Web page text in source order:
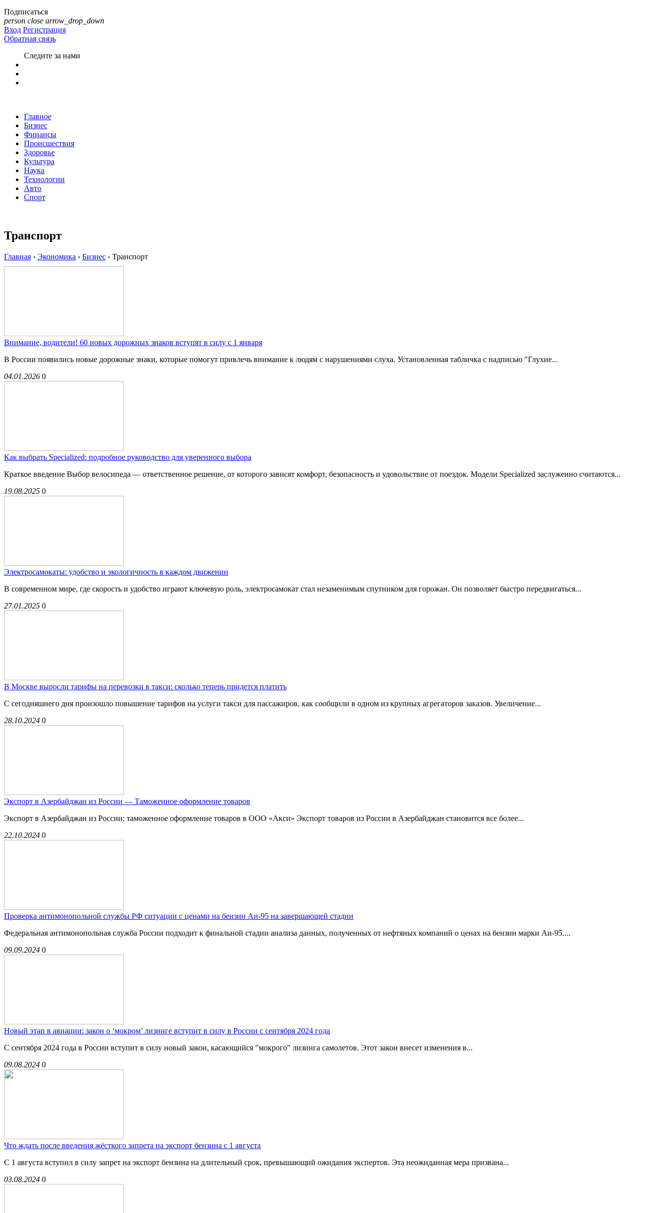
Подписаться
person close arrow_drop_down
Вход Регистрация
Обратная связь
Следите за нами
Главное
Бизнес
Финансы
Происшествия
Здоровье
Культура
Наука
Технологии
Авто
Спорт
Транспорт
Главная › Экономика › Бизнес › Транспорт
Внимание, водители! 60 новых дорожных знаков вступят в силу с 1 января
В России появились новые дорожные знаки, которые помогут привлечь внимание к людям с нарушениями слуха. Установленная табличка с надписью "Глухие...
04.01.2026 0
Как выбрать Specialized: подробное руководство для уверенного выбора
Краткое введение Выбор велосипеда — ответственное решение, от которого зависят комфорт, безопасность и удовольствие от поездок. Модели Specialized заслуженно считаются...
19.08.2025 0
Электросамокаты: удобство и экологичность в каждом движении
В современном мире, где скорость и удобство играют ключевую роль, электросамокат стал незаменимым спутником для горожан. Он позволяет быстро передвигаться...
27.01.2025 0
В Москве выросли тарифы на перевозки в такси: сколько теперь придется платить
С сегодняшнего дня произошло повышение тарифов на услуги такси для пассажиров, как сообщили в одном из крупных агрегаторов заказов. Увеличение...
28.10.2024 0
Экспорт в Азербайджан из России — Таможенное оформление товаров
Экспорт в Азербайджан из России: таможенное оформление товаров в ООО «Акси» Экспорт товаров из России в Азербайджан становится все более...
22.10.2024 0
Проверка антимонопольной службы РФ ситуации с ценами на бензин Аи-95 на завершающей стадии
Федеральная антимонопольная служба России подходит к финальной стадии анализа данных, полученных от нефтяных компаний о ценах на бензин марки Аи-95....
09.09.2024 0
Новый этап в авиации: закон о ‘мокром’ лизинге вступит в силу в России с сентября 2024 года
С сентября 2024 года в России вступит в силу новый закон, касающийся "мокрого" лизинга самолетов. Этот закон внесет изменения в...
09.08.2024 0
Что ждать после введения жёсткого запрета на экспорт бензина с 1 августа
С 1 августа вступил в силу запрет на экспорт бензина на длительный срок, превышающий ожидания экспертов. Эта неожиданная мера призвана...
03.08.2024 0